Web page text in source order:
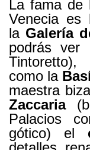
La fama de
Venecia es
la Galería
podrás ver
Tintoretto),
como la
maestra
Zaccaria
Palacios
gótico) el